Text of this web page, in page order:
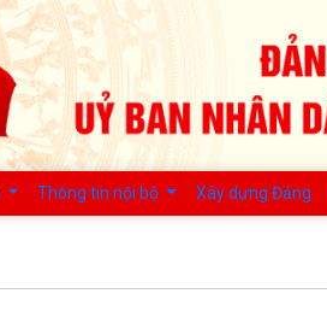
Thông tin nội bộ Xây dựng Đảng